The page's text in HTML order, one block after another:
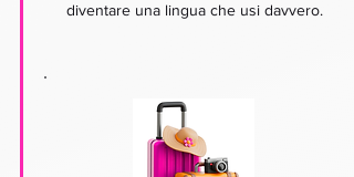
diventare una lingua che usi davvero.